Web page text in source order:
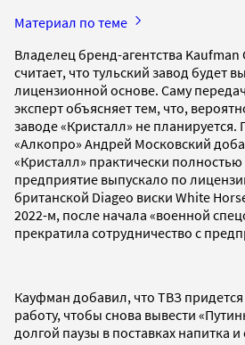
Материал по теме
Владелец бренд-агентства
считает, что тульский завод будет
лицензионной основе. Саму
эксперт объясняет тем, что,
заводе «Кристалл» не планируется.
«Алкопро» Андрей Московский
«Кристалл» практически
предприятие выпускало по
британской Diageo виски White
2022-м, после начала «военной
прекратила сотрудничество с
Кауфман добавил, что ТВЗ
работу, чтобы снова вывести
долгой паузы в поставках напитка и